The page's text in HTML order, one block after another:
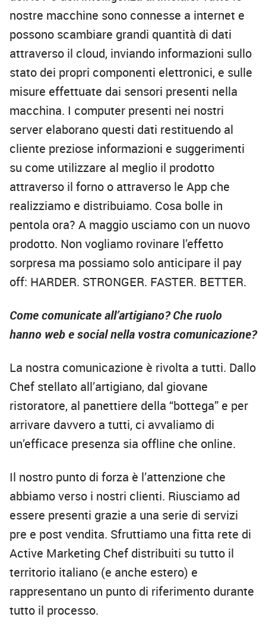
nostre macchine sono connesse a internet e
possono scambiare grandi quantità di dati
attraverso il cloud, inviando informazioni sullo
stato dei propri componenti elettronici, e sulle
misure effettuate dai sensori presenti nella
macchina. I computer presenti nei nostri
server elaborano questi dati restituendo al
cliente preziose informazioni e suggerimenti
su come utilizzare al meglio il prodotto
attraverso il forno o attraverso le App che
realizziamo e distribuiamo. Cosa bolle in
pentola ora? A maggio usciamo con un nuovo
prodotto. Non vogliamo rovinare l’effetto
sorpresa ma possiamo solo anticipare il pay
off: HARDER. STRONGER. FASTER. BETTER.
Come comunicate all’artigiano? Che ruolo
hanno web e social nella vostra comunicazione?
La nostra comunicazione è rivolta a tutti. Dallo
Chef stellato all’artigiano, dal giovane
ristoratore, al panettiere della “bottega” e per
arrivare davvero a tutti, ci avvaliamo di
un’efficace presenza sia offline che online.
Il nostro punto di forza è l’attenzione che
abbiamo verso i nostri clienti. Riusciamo ad
essere presenti grazie a una serie di servizi
pre e post vendita. Sfruttiamo una fitta rete di
Active Marketing Chef distribuiti su tutto il
territorio italiano (e anche estero) e
rappresentano un punto di riferimento durante
tutto il processo.